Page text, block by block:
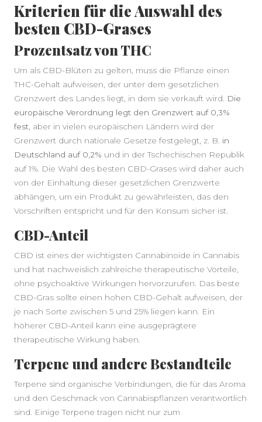
Kriterien für die Auswahl des
besten CBD-Grases
Prozentsatz von THC
Um als CBD-Blüten zu gelten, muss die Pflanze einen
THC-Gehalt aufweisen, der unter dem gesetzlichen
Grenzwert des Landes liegt, in dem sie verkauft wird.
Die
europäische Verordnung legt den Grenzwert auf 0,3%
fest , aber in vielen europäischen Ländern wird der
Grenzwert durch nationale Gesetze festgelegt, z. B. in
Deutschland auf 0,2% und in der Tschechischen Republik
auf 1%. Die Wahl des besten CBD-Grases wird daher auch
von der Einhaltung dieser gesetzlichen Grenzwerte
abhängen, um ein Produkt zu gewährleisten, das den
Vorschriften entspricht und für den Konsum sicher ist.
CBD-Anteil
CBD ist eines der wichtigsten Cannabinoide in Cannabis
und hat nachweislich zahlreiche therapeutische Vorteile,
ohne psychoaktive Wirkungen hervorzurufen. Das beste
CBD-Gras sollte einen hohen CBD-Gehalt aufweisen, der
je nach Sorte zwischen 5 und 25% liegen kann. Ein
höherer CBD-Anteil kann eine ausgeprägtere
therapeutische Wirkung haben.
Terpene und andere Bestandteile
Terpene sind organische Verbindungen, die für das Aroma
und den Geschmack von Cannabispflanzen verantwortlich
sind. Einige Terpene tragen nicht nur zum